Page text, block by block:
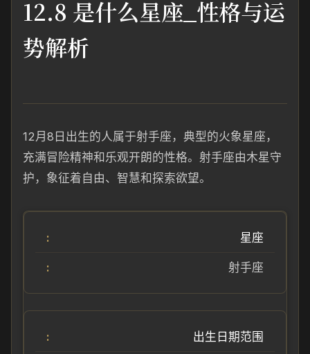
12.8 是什么星座_性格与运
势解析
12月8日出生的人属于射手座，典型的火象星座，
充满冒险精神和乐观开朗的性格。射手座由木星守
护，象征着自由、智慧和探索欲望。
星座
射手座
出生日期范围